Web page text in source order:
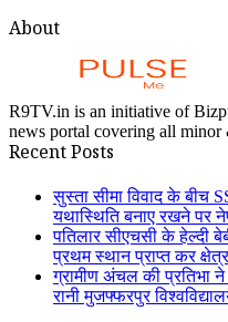
About
R9TV.in is an initiative of
news portal covering all minor
Recent Posts
सुस्ता सीमा विवाद के
यथास्थिति बनाए रखने पर
पतिलार सीएचसी के हेल्दी
प्रथम स्थान प्राप्त कर
ग्रामीण अंचल की प्रतिभा ने
रानी मुजफ्फरपुर